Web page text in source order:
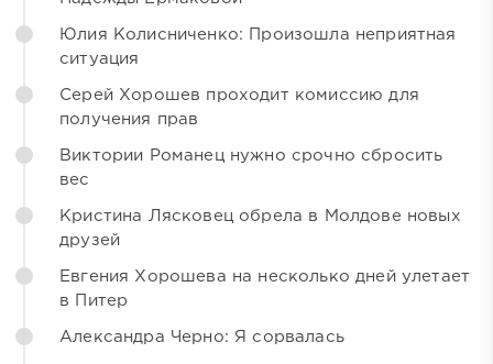
Юлия Колисниченко: Произошла неприятная
ситуация
Серей Хорошев проходит комиссию для
получения прав
Виктории Романец нужно срочно сбросить
вес
Кристина Лясковец обрела в Молдове новых
друзей
Евгения Хорошева на несколько дней улетает
в Питер
Александра Черно: Я сорвалась